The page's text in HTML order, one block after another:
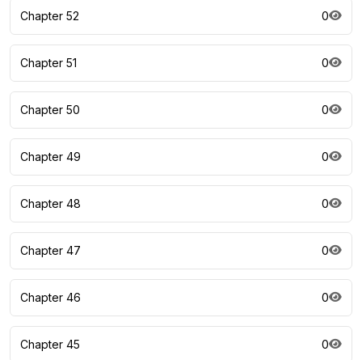
Chapter 52 0
Chapter 51 0
Chapter 50 0
Chapter 49 0
Chapter 48 0
Chapter 47 0
Chapter 46 0
Chapter 45 0